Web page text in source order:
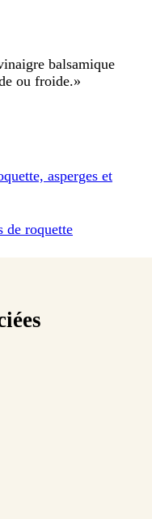
balsamique
ou froide.»
asperges et
de roquette